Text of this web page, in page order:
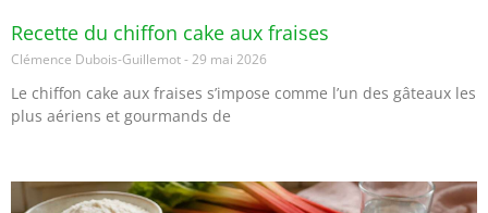
Recette du chiffon cake aux fraises
Clémence Dubois-Guillemot 29 mai 2026
Le chiffon cake aux fraises s’impose comme l’un des gâteaux les
plus aériens et gourmands de